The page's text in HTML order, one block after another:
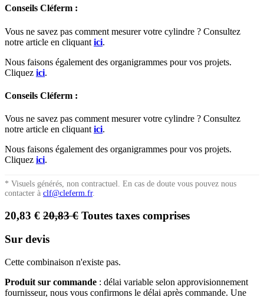
Conseils Cléferm :
Vous ne savez pas comment mesurer votre cylindre ? Consultez
notre article en cliquant ici.
Nous faisons également des organigrammes pour vos projets.
Cliquez ici.
Conseils Cléferm :
Vous ne savez pas comment mesurer votre cylindre ? Consultez
notre article en cliquant ici.
Nous faisons également des organigrammes pour vos projets.
Cliquez ici.
* Visuels générés, non contractuel. En cas de doute vous pouvez nous
contacter à clf@cleferm.fr.
20,83 € 20,83€ Toutes taxes comprises
Sur devis
Cette combinaison n'existe pas.
Produit sur commande : délai variable selon approvisionnement
fournisseur, nous vous confirmons le délai après commande. Une